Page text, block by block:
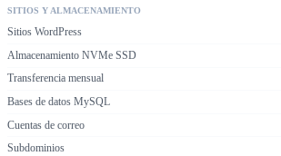
SITIOS Y ALMACENAMIENTO
Sitios WordPress
Almacenamiento NVMe SSD
Transferencia mensual
Bases de datos MySQL
Cuentas de correo
Subdominios